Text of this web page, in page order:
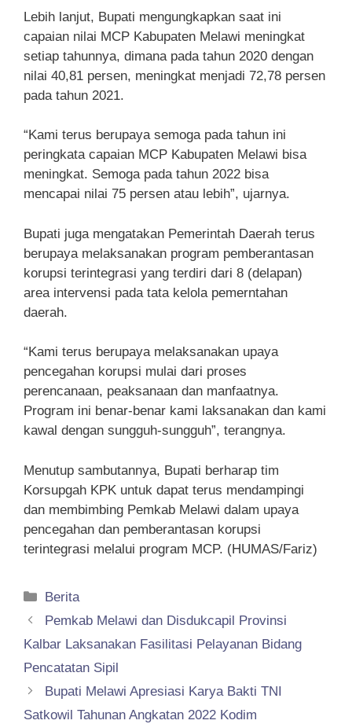
Lebih lanjut, Bupati mengungkapkan saat ini
capaian nilai MCP Kabupaten Melawi meningkat
setiap tahunnya, dimana pada tahun 2020 dengan
nilai 40,81 persen, meningkat menjadi 72,78 persen
pada tahun 2021.
“Kami terus berupaya semoga pada tahun ini
peringkata capaian MCP Kabupaten Melawi bisa
meningkat. Semoga pada tahun 2022 bisa
mencapai nilai 75 persen atau lebih”, ujarnya.
Bupati juga mengatakan Pemerintah Daerah terus
berupaya melaksanakan program pemberantasan
korupsi terintegrasi yang terdiri dari 8 (delapan)
area intervensi pada tata kelola pemerntahan
daerah.
“Kami terus berupaya melaksanakan upaya
pencegahan korupsi mulai dari proses
perencanaan, peaksanaan dan manfaatnya.
Program ini benar-benar kami laksanakan dan kami
kawal dengan sungguh-sungguh”, terangnya.
Menutup sambutannya, Bupati berharap tim
Korsupgah KPK untuk dapat terus mendampingi
dan membimbing Pemkab Melawi dalam upaya
pencegahan dan pemberantasan korupsi
terintegrasi melalui program MCP. (HUMAS/Fariz)
Kategori
Berita
Pemkab Melawi dan Disdukcapil Provinsi
Kalbar Laksanakan Fasilitasi Pelayanan Bidang
Pencatatan Sipil
Bupati Melawi Apresiasi Karya Bakti TNI
Satkowil Tahunan Angkatan 2022 Kodim